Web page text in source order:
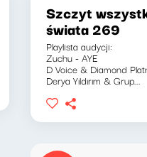
Szczyt
świata 269
Playlista audycji:
Zuchu - AYE
D Voice & Diamond
Derya Yıldırım & Grup...